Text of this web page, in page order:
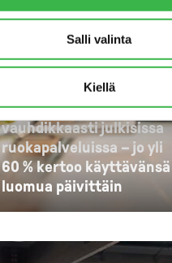
Salli valinta
Kiellä
TIEDOTTEET
Luomun käyttö kasvanut
vauhdikkaasti julkisissa
ruokapalveluissa – jo yli
60 % kertoo käyttävänsä
luomua päivittäin